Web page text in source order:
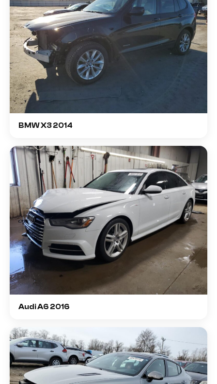
BMW X3 2014
Audi A6 2016